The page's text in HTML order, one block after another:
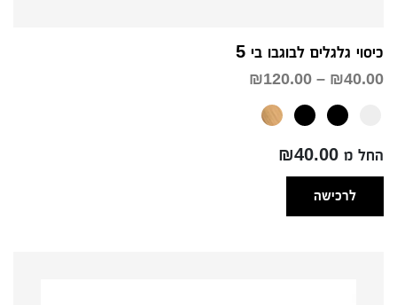
כיסוי גלגלים לבוגבו בי 5
₪40.00
–
₪120.00
החל מ ₪40.00
לרכישה